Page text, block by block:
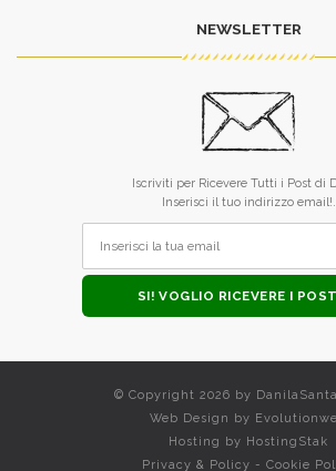
NEWSLETTER
Iscriviti per Ricevere Tutti i Post di
Inserisci il tuo indirizzo email!.
SI! VOGLIO RICEVERE I POST
© Copyright 2026 by
Web Design by
Hosting by HostingStak
Privacy & Policy - Cookie